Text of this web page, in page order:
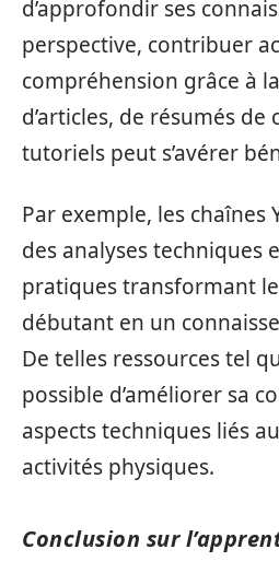
d’approfondir ses
perspective, contribuer
compréhension grâce à
d’articles, de résumés de
tutoriels peut s’avérer
Par exemple, les chaînes
des analyses techniques
pratiques transformant
débutant en un
De telles ressources tel
possible d’améliorer sa
aspects techniques liés
activités physiques.
Conclusion sur